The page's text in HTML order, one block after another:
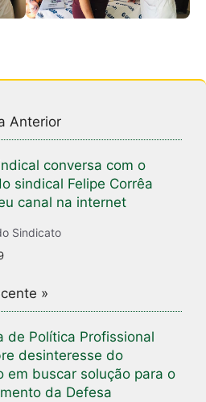
Anterior
conversa com o
sindical Felipe Corrêa
canal na internet
Sindicato
»
de Política Profissional
desinteresse do
em buscar solução para o
da Defesa